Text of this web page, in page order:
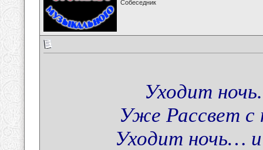
Собеседник
Уходит
Уже Рассвет с
Уходит ночь… и